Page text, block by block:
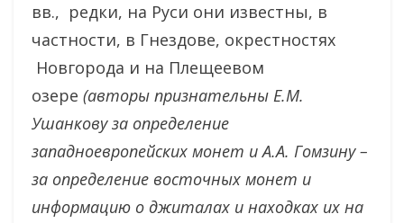
вв., редки, на Руси они известны, в
частности, в Гнездове, окрестностях
Новгорода и на Плещеевом
озере (авторы признательны Е.М.
Ушанкову за определение
западноевропейских монет и А.А. Гомзину –
за определение восточных монет и
информацию о джиталах и находках их на